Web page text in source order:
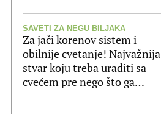
SAVETI ZA NEGU BILJAKA
Za jači korenov sistem i
obilnije cvetanje! Najvažnija
stvar koju treba uraditi sa
cvećem pre nego što ga